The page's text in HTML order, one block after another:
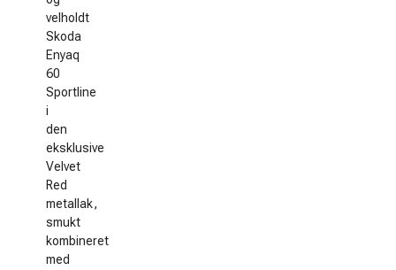
velholdt
Skoda
Enyaq
60
Sportline
i
den
eksklusive
Velvet
Red
metallak,
smukt
kombineret
med